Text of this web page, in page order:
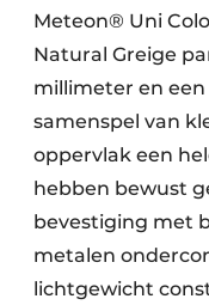
Meteon® Uni
Natural Greige
millimeter en
samenspel van
oppervlak een
hebben bewust
bevestiging met
metalen
lichtgewicht